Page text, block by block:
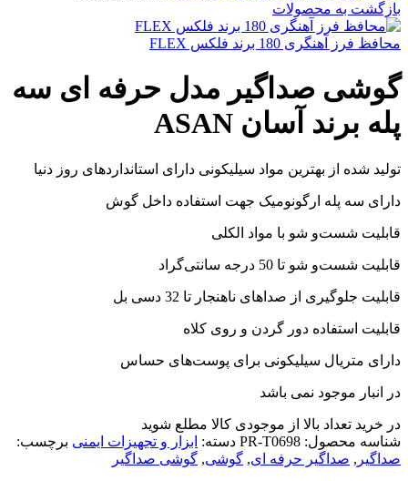
بازگشت به محصولات
محافظ فرز آهنگری 180 برند فلکس FLEX
گوشی صداگیر مدل حرفه ای سه
پله برند آسان ASAN
تولید شده از بهترین مواد سیلیکونی دارای استانداردهای روز دنیا
دارای سه پله ارگونومیک جهت استفاده داخل گوش
قابلیت شست‌و شو با مواد الکلی
قابلیت شست‌و شو تا 50 درجه سانتی‌گراد
قابلیت جلوگیری از صداهای ناهنجار تا 32 دسی بل
قابلیت استفاده دور گردن و روی کلاه
دارای متریال سیلیکونی برای پوست‌های حساس
در انبار موجود نمی باشد
در خرید تعداد بالا از موجودی کالا مطلع شوید
شناسه محصول: PR-T0698 دسته: ابزار و تجهیزات ایمنی برچسب:
صداگیر , صداگیر حرفه ای, گوشی, گوشی صداگیر